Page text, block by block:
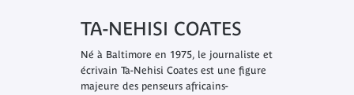
TA-NEHISI COATES
Né à Baltimore en 1975, le journaliste et
écrivain Ta-Nehisi Coates est une figure
majeure des penseurs africains-